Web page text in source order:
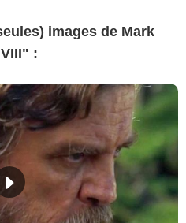
images de Mark
: